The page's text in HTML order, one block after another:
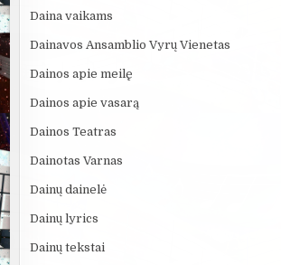
Daina vaikams
Dainavos Ansamblio Vyrų Vienetas
Dainos apie meilę
Dainos apie vasarą
Dainos Teatras
Dainotas Varnas
Dainų dainelė
Dainų lyrics
Dainų tekstai